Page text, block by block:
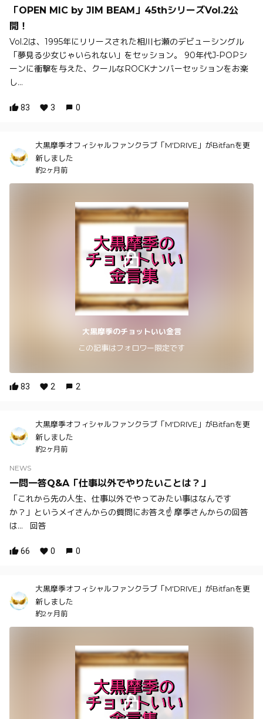
「OPEN MIC by JIM BEAM」45thシリーズVol.2公
開！
Vol.2は、1995年にリリースされた相川七瀬のデビューシングル
「夢見る少女じゃいられない」をセッション。 90年代J-POPシ
ーンに衝撃を与えた、クールなROCKナンバーセッションをお楽
し...
83 3 0
大黒摩季オフィシャルファンクラブ「M'DRIVE」がBitfanを更
新しました
約2ヶ月前
大黒摩季のチョットいい金言
この記事はフォロワー限定です
83 2 2
大黒摩季オフィシャルファンクラブ「M'DRIVE」がBitfanを更
新しました
約2ヶ月前
NEWS
一問一答Q&A「仕事以外でやりたいことは？」
「これから先の人生、仕事以外でやってみたい事はなんです
か？」というメイさんからの質問にお答え☝️ 摩季さんからの回答
は... 回答
66 0 0
大黒摩季オフィシャルファンクラブ「M'DRIVE」がBitfanを更
新しました
約2ヶ月前